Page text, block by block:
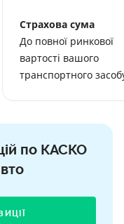
Страхова сума
До повної ринкової
вартості вашого
транспортного
по КАСКО